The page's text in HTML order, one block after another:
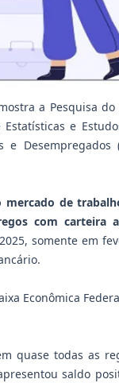
a Pesquisa
e
Desempregados
de
com carteira
somente em
Econômica
quase todas as
saldo